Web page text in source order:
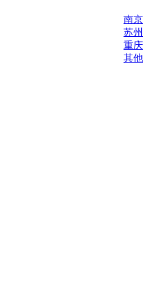
南京
苏州
重庆
其他